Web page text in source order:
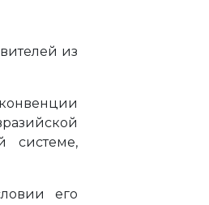
из
системе,
его